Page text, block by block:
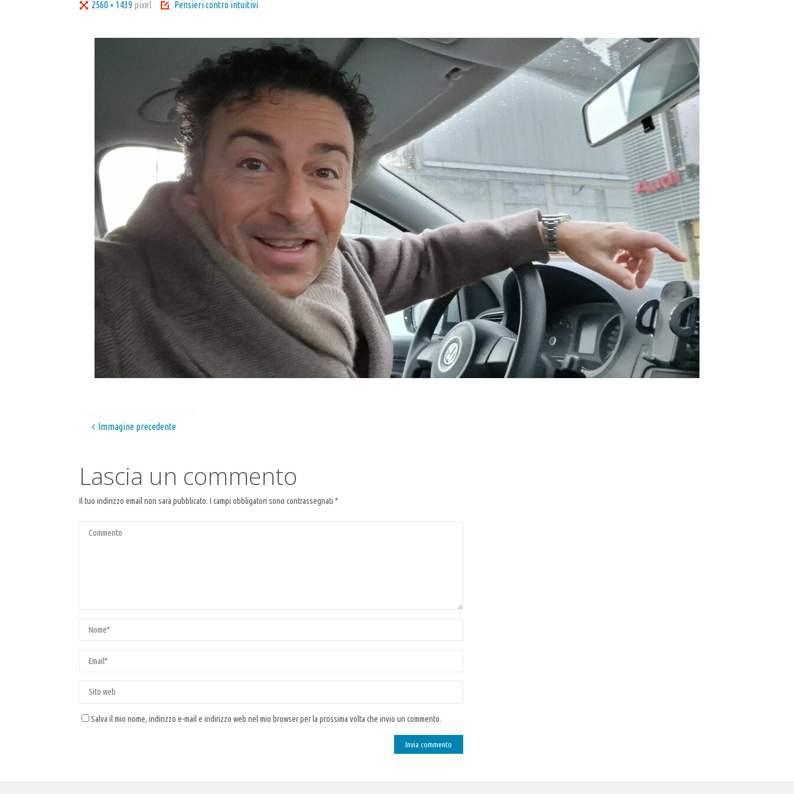
Tutta2560 × 1439 pixel Pensieri contro intuitivi
Immagine precedente
Lascia un commento
Il tuo indirizzo email non sarà pubblicato. I campi obbligatori sono contrassegnati*
Salva il mio nome, indirizzo e-mail e indirizzo web nel mio browser per la prossima volta che invio un commento.